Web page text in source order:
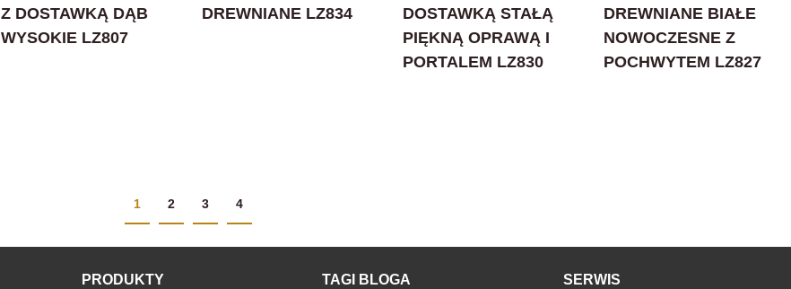
Z DOSTAWKĄ DĄB
WYSOKIE LZ807
DREWNIANE LZ834
DOSTAWKĄ STAŁĄ
PIĘKNĄ OPRAWĄ I
PORTALEM LZ830
DREWNIANE BIAŁE
NOWOCZESNE Z
POCHWYTEM LZ827
1 2 3 4
PRODUKTY TAGI BLOGA SERWIS